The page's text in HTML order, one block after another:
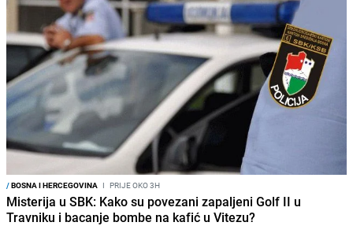
/BOSNA I HERCEGOVINA I PRIJE OKO 3H
Misterija u SBK: Kako su povezani zapaljeni Golf II u
Travniku i bacanje bombe na kafić u Vitezu?